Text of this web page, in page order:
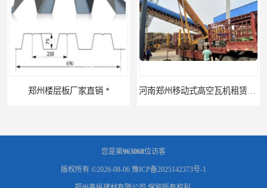
您是第963068位访客
版权所有 ©2026-08-06 豫ICP备2025142373号-1